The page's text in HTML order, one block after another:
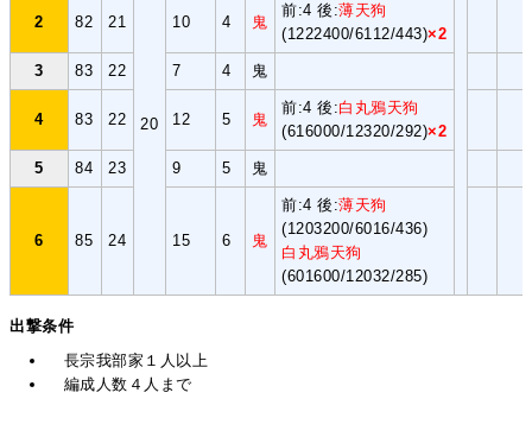
20
2 82 21 10 4 鬼
前:4 後:薄天狗
(1222400/6112/443)×2
3 83 22 7 4 鬼
4 83 22 12 5 鬼
前:4 後:白丸鴉天狗
(616000/12320/292)×2
5 84 23 9 5 鬼
6 85 24 15 6 鬼
前:4 後:薄天狗
(1203200/6016/436)
白丸鴉天狗
(601600/12032/285)
出撃条件
長宗我部家１人以上
編成人数４人まで